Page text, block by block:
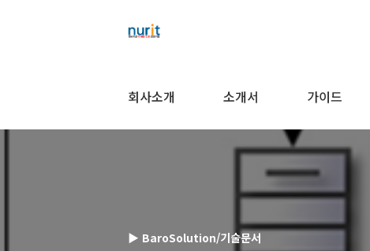
회사소개 소개서 가이드
▶ BaroSolution/기술문서